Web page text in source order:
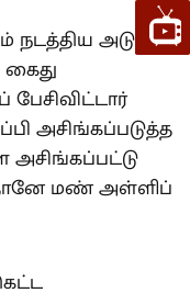
அடுத்த
அசிங்கப்படுத்த
மண் அள்ளிப்